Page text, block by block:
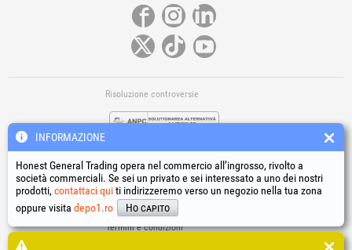
Risoluzione controversie
Link utili
Termini e condizioni
INFORMAZIONE
Honest General Trading opera nel commercio all’ingrosso, rivolto a
società commerciali. Se sei un privato e sei interessato a uno dei nostri
prodotti, contattaci quiti indirizzeremo verso un negozio nella tua zona
oppure visita depo1.ro Ho capito